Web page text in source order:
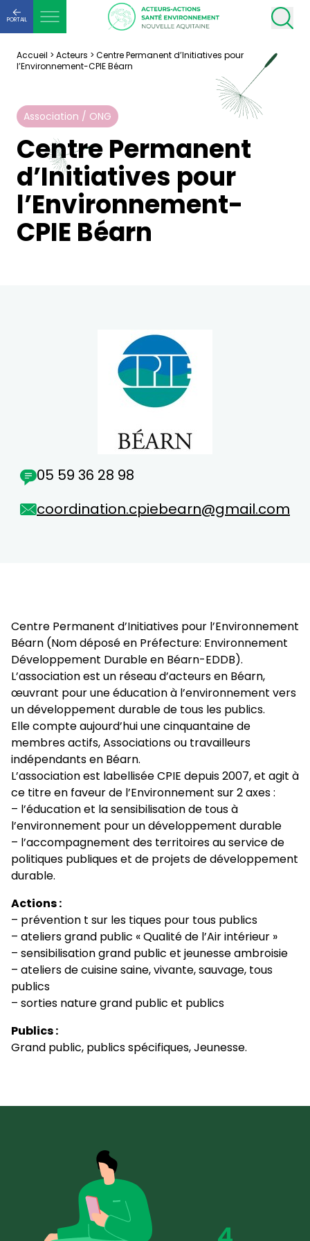
PORTAIL
Accueil > Acteurs > Centre Permanent d’Initiatives pour
l’Environnement-CPIE Béarn
Association / ONG
Centre Permanent
d’Initiatives pour
l’Environnement-
CPIE Béarn
05 59 36 28 98
coordination.cpiebearn@gmail.com
Centre Permanent d’Initiatives pour l’Environnement
Béarn (Nom déposé en Préfecture: Environnement
Développement Durable en Béarn-EDDB).
L’association est un réseau d’acteurs en Béarn,
œuvrant pour une éducation à l’environnement vers
un développement durable de tous les publics.
Elle compte aujourd’hui une cinquantaine de
membres actifs, Associations ou travailleurs
indépendants en Béarn.
L’association est labellisée CPIE depuis 2007, et agit à
ce titre en faveur de l’Environnement sur 2 axes :
– l’éducation et la sensibilisation de tous à
l’environnement pour un développement durable
– l’accompagnement des territoires au service de
politiques publiques et de projets de développement
durable.
Actions :
– prévention t sur les tiques pour tous publics
– ateliers grand public « Qualité de l’Air intérieur »
– sensibilisation grand public et jeunesse ambroisie
– ateliers de cuisine saine, vivante, sauvage, tous
publics
– sorties nature grand public et publics
Publics :
Grand public, publics spécifiques, Jeunesse.